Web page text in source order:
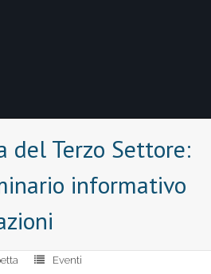
del Terzo Settore:
informativo
Eventi